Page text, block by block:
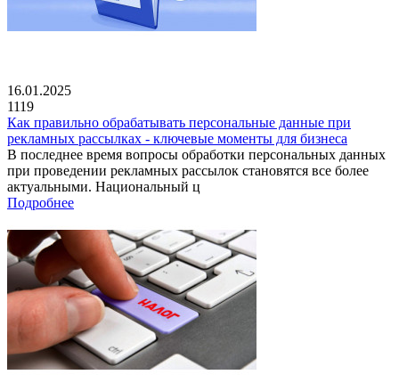
16.01.2025
1119
Как правильно обрабатывать персональные данные при
рекламных рассылках - ключевые моменты для бизнеса
В последнее время вопросы обработки персональных данных
при проведении рекламных рассылок становятся все более
актуальными. Национальный ц
Подробнее